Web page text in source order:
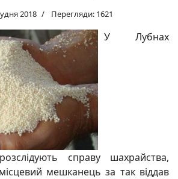
2018 Перегляди: 1621
У Лубнах
справу шахрайства,
мешканець за так віддав